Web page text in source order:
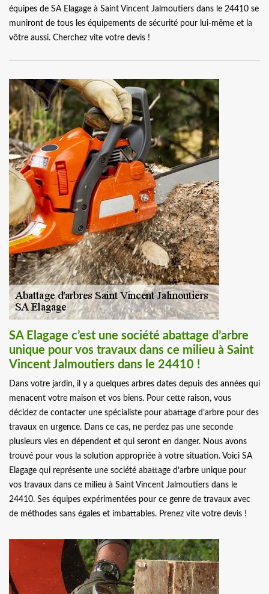
équipes de SA Elagage à Saint Vincent Jalmoutiers dans le 24410 se
muniront de tous les équipements de sécurité pour lui-même et la
vôtre aussi. Cherchez vite votre devis !
SA Elagage c’est une société abattage d’arbre
unique pour vos travaux dans ce milieu à Saint
Vincent Jalmoutiers dans le 24410 !
Dans votre jardin, il y a quelques arbres dates depuis des années qui
menacent votre maison et vos biens. Pour cette raison, vous
décidez de contacter une spécialiste pour abattage d’arbre pour des
travaux en urgence. Dans ce cas, ne perdez pas une seconde
plusieurs vies en dépendent et qui seront en danger. Nous avons
trouvé pour vous la solution appropriée à votre situation. Voici SA
Elagage qui représente une société abattage d’arbre unique pour
vos travaux dans ce milieu à Saint Vincent Jalmoutiers dans le
24410. Ses équipes expérimentées pour ce genre de travaux avec
de méthodes sans égales et imbattables. Prenez vite votre devis !